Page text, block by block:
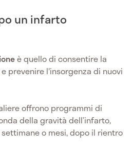
un infarto
è quello di consentire la
prevenire l'insorgenza di nuovi
offrono programmi di
della gravità dell’infarto,
o mesi, dopo il rientro